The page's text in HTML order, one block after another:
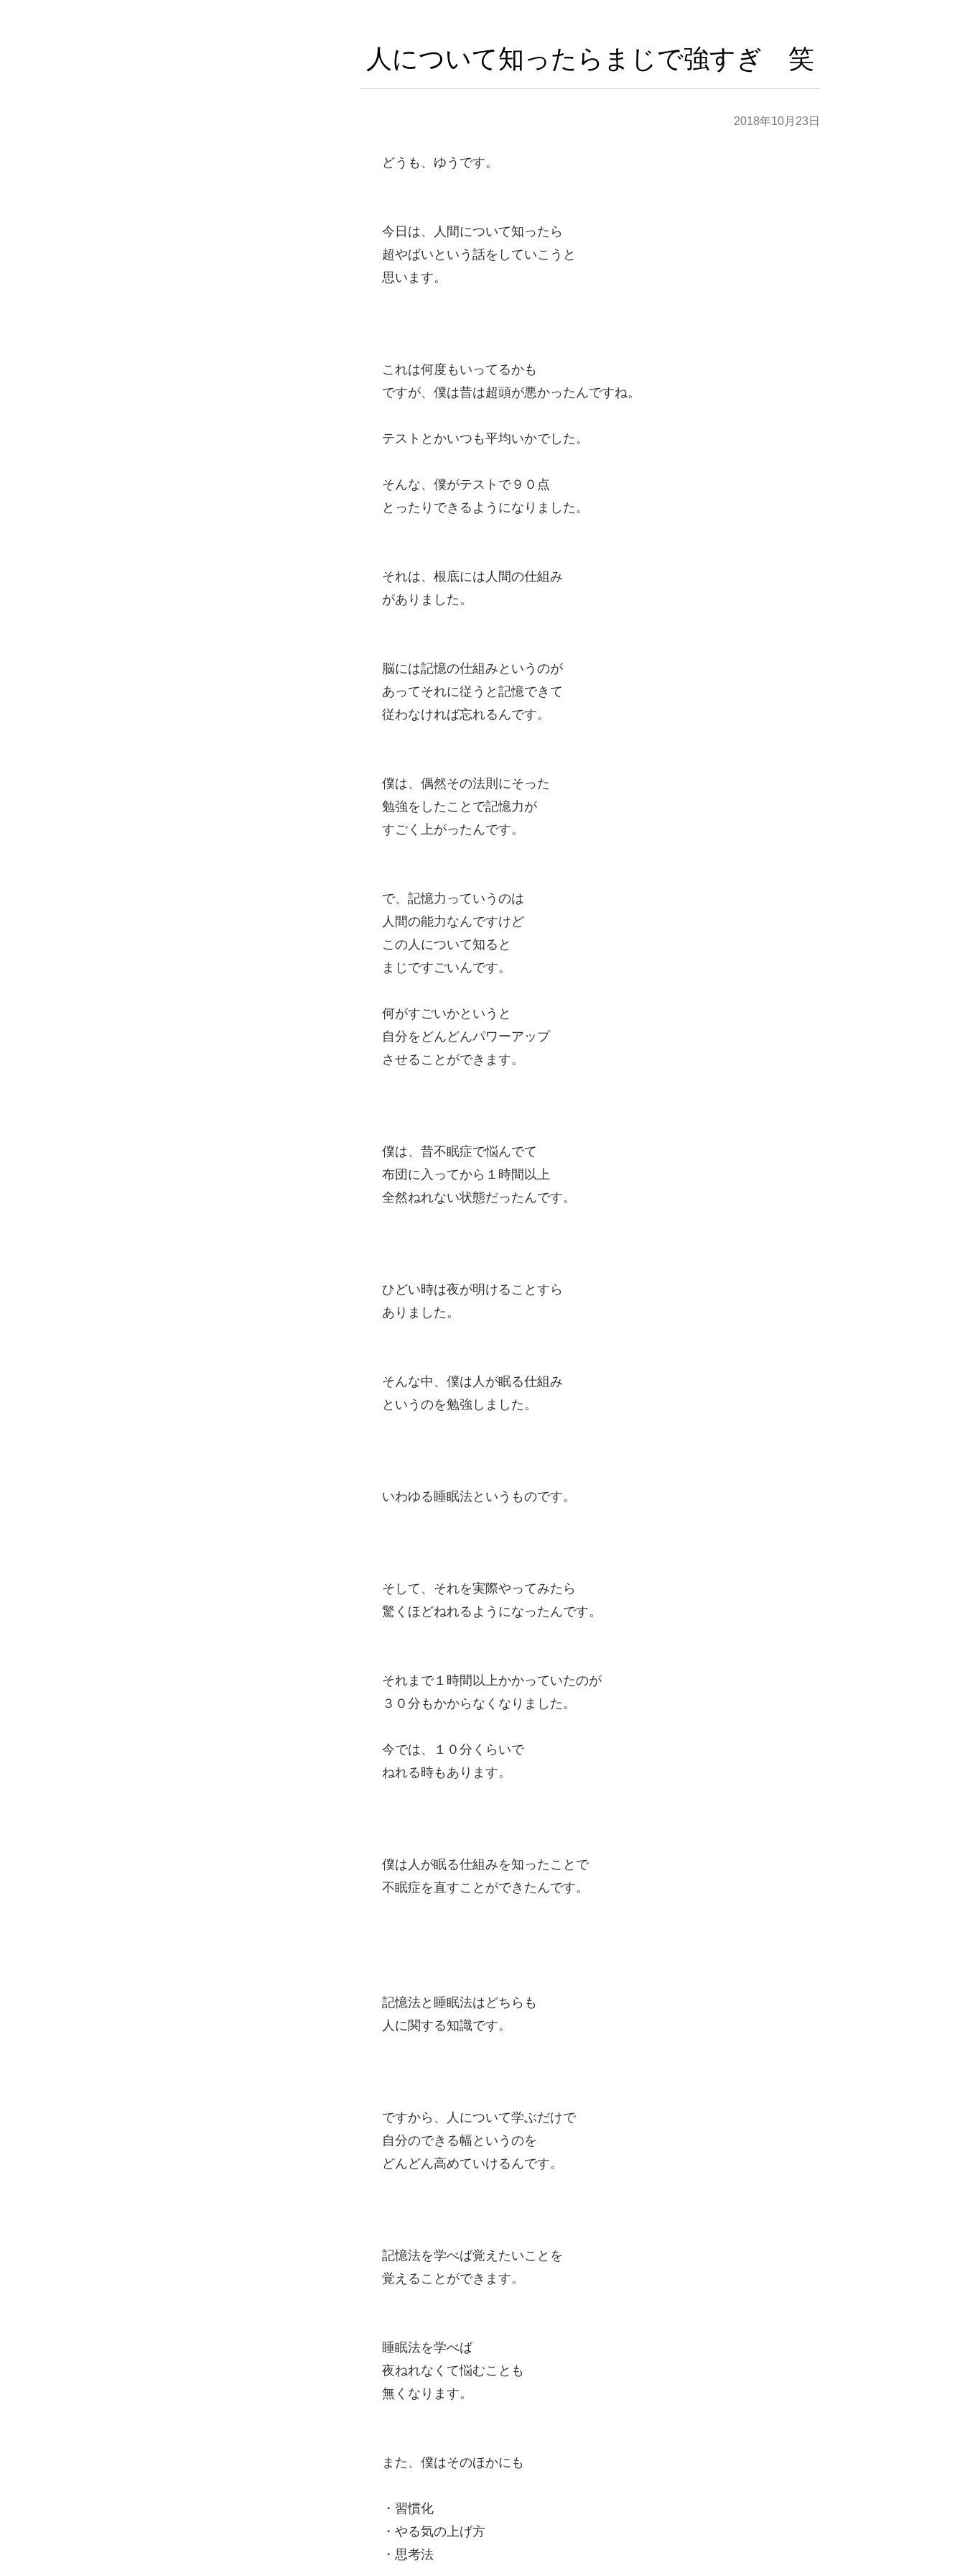
人について知ったらまじで強すぎ 笑
2018年10月23日
どうも、ゆうです。
今日は、人間について知ったら
超やばいという話をしていこうと
思います。
これは何度もいってるかも
ですが、僕は昔は超頭が悪かったんですね。
テストとかいつも平均いかでした。
そんな、僕がテストで９０点
とったりできるようになりました。
それは、根底には人間の仕組み
がありました。
脳には記憶の仕組みというのが
あってそれに従うと記憶できて
従わなければ忘れるんです。
僕は、偶然その法則にそった
勉強をしたことで記憶力が
すごく上がったんです。
で、記憶力っていうのは
人間の能力なんですけど
この人について知ると
まじですごいんです。
何がすごいかというと
自分をどんどんパワーアップ
させることができます。
僕は、昔不眠症で悩んでて
布団に入ってから１時間以上
全然ねれない状態だったんです。
ひどい時は夜が明けることすら
ありました。
そんな中、僕は人が眠る仕組み
というのを勉強しました。
いわゆる睡眠法というものです。
そして、それを実際やってみたら
驚くほどねれるようになったんです。
それまで１時間以上かかっていたのが
３０分もかからなくなりました。
今では、１０分くらいで
ねれる時もあります。
僕は人が眠る仕組みを知ったことで
不眠症を直すことができたんです。
記憶法と睡眠法はどちらも
人に関する知識です。
ですから、人について学ぶだけで
自分のできる幅というのを
どんどん高めていけるんです。
記憶法を学べば覚えたいことを
覚えることができます。
睡眠法を学べば
夜ねれなくて悩むことも
無くなります。
また、僕はそのほかにも
・習慣化
・やる気の上げ方
・思考法